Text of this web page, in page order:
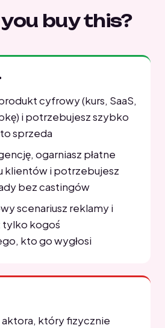
buy this?
cyfrowy (kurs, SaaS,
i potrzebujesz szybko
sprzeda
ogarniasz płatne
klientów i potrzebujesz
bez castingów
scenariusz reklamy i
kogoś
kto go wygłosi
który fizycznie